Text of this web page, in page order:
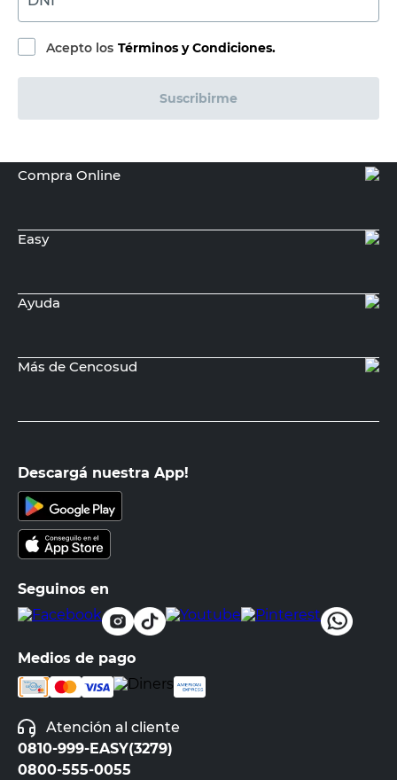
Acepto los Términos y Condiciones.
Suscribirme
Compra Online
Easy
Ayuda
Más de Cencosud
Descargá nuestra App!
Seguinos en
Medios de pago
Atención al cliente
0810-999-EASY(3279)
0800-555-0055